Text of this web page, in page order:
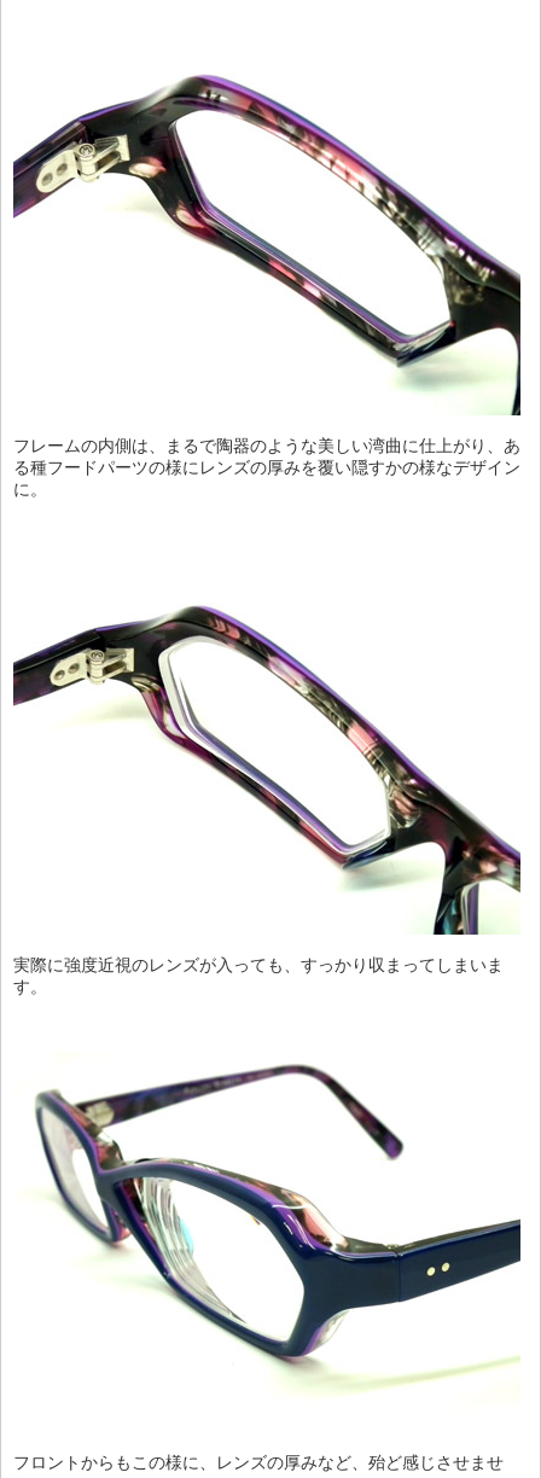
フレームの内側は、まるで陶器のような美しい湾曲に仕上がり、あ
る種フードパーツの様にレンズの厚みを覆い隠すかの様なデザイン
に。
実際に強度近視のレンズが入っても、すっかり収まってしまいま
す。
フロントからもこの様に、レンズの厚みなど、殆ど感じさせませ